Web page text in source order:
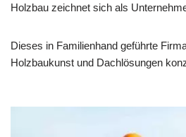
Holzbau zeichnet sich als
Dieses in Familienhand geführte
Holzbaukunst und Dachlösungen